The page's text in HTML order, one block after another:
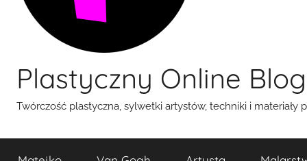
Plastyczny Online Blog
Twórczość plastyczna, sylwetki artystów, techniki i materiały